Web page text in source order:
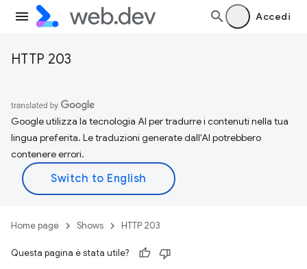
Accedi
HTTP 203
Google utilizza la tecnologia AI per tradurre i contenuti nella tua
lingua preferita. Le traduzioni generate dall'AI potrebbero
contenere errori.
Home page Shows HTTP 203
Questa pagina è stata utile?